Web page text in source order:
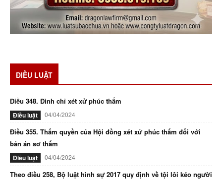
ĐIỀU LUẬT
Điều 348. Đình chỉ xét xử phúc thẩm
Điều luật 04/04/2024
Điều 355. Thẩm quyền của Hội đồng xét xử phúc thẩm đối với
bản án sơ thẩm
Điều luật 04/04/2024
Theo điều 258, Bộ luật hình sự 2017 quy định về tội lôi kéo người